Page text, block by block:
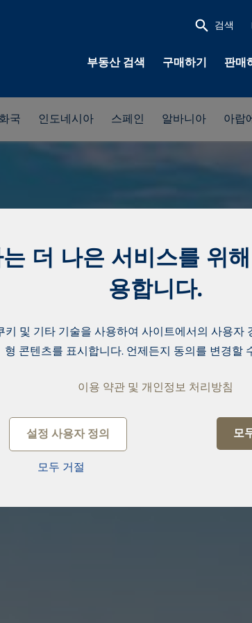
부동산 검색 구매하기 판매
검색
국 인도네시아 스페인 알바니아 아랍
더 나은 서비스를 위
용합니다.
키 및 기타 기술을 사용하여 사이트에서의 사용자
형 콘텐츠를 표시합니다. 언제든지 동의를 변경할
이용 약관 및 개인정보 처리방침
설정 사용자 정의
모두 거절
모